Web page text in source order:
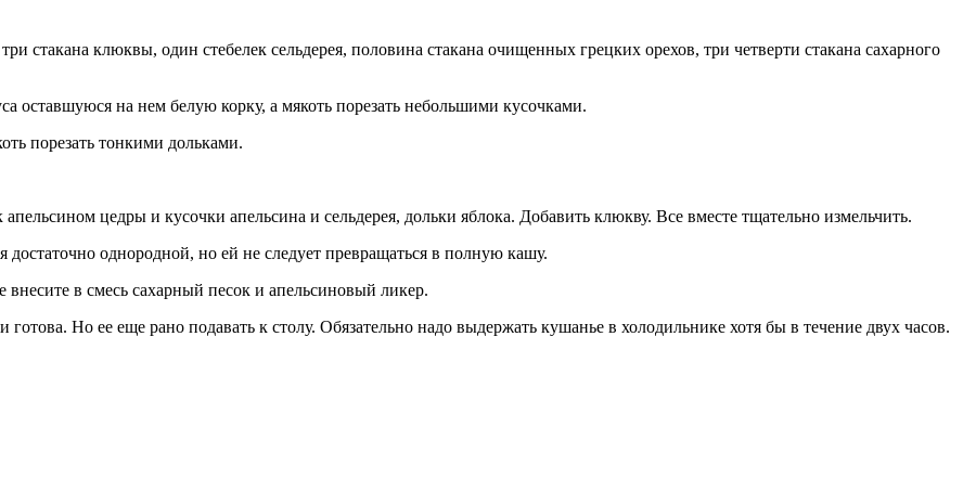
стакана клюквы, один стебелек сельдерея, половина стакана очищенных грецких орехов, три четверти стакана сахарного
оставшуюся на нем белую корку, а мякоть порезать небольшими кусочками.
порезать тонкими дольками.
цедры и кусочки апельсина и сельдерея, дольки яблока. Добавить клюкву. Все вместе тщательно измельчить.
однородной, но ей не следует превращаться в полную кашу.
в смесь сахарный песок и апельсиновый ликер.
Но ее еще рано подавать к столу. Обязательно надо выдержать кушанье в холодильнике хотя бы в течение двух часов.